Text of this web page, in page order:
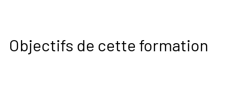
Objectifs de cette formation